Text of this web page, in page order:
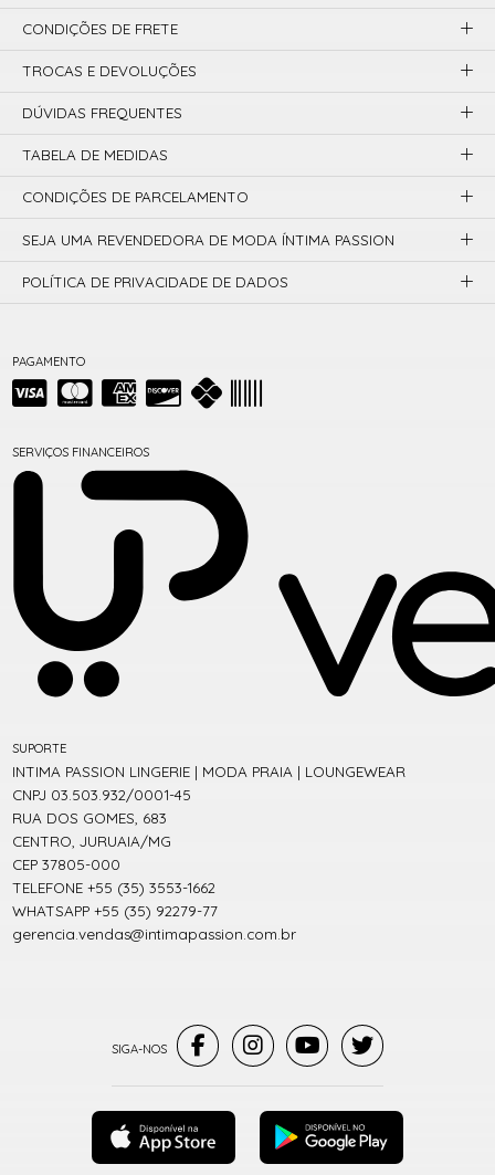
PAGAMENTO
SERVIÇOS FINANCEIROS
SUPORTE
INTIMA PASSION LINGERIE | MODA PRAIA | LOUNGEWEAR
CNPJ 03.503.932/0001-45
RUA DOS GOMES, 683
CENTRO, JURUAIA/MG
CEP 37805-000
TELEFONE +55 (35) 3553-1662
WHATSAPP +55 (35) 92279-77
gerencia.vendas@intimapassion.com.br
CONDIÇÕES DE FRETE
TROCAS E DEVOLUÇÕES
DÚVIDAS FREQUENTES
TABELA DE MEDIDAS
CONDIÇÕES DE PARCELAMENTO
SEJA UMA REVENDEDORA DE MODA ÍNTIMA PASSION
POLÍTICA DE PRIVACIDADE DE DADOS